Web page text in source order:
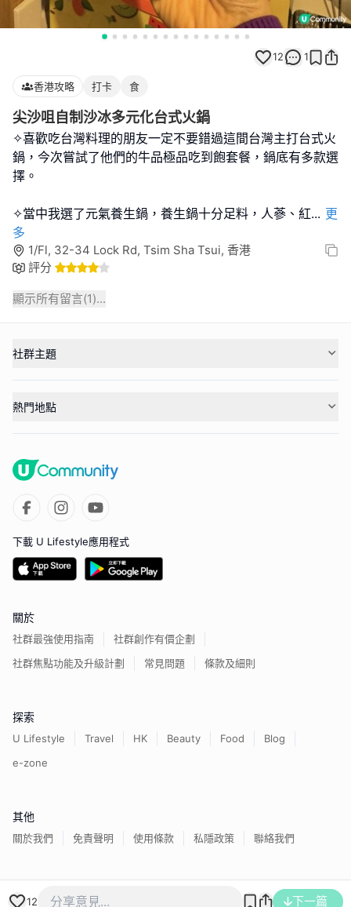
12 1
香港攻略 打卡 食
尖沙咀自制沙冰多元化台式火鍋
✧喜歡吃台灣料理的朋友一定不要錯過這間台灣主打台式火
鍋，今次嘗試了他們的牛品極品吃到飽套餐，鍋底有多款選
擇。
✧當中我選了元氣養生鍋，養生鍋十分足料，人蔘、紅... 更
多
1/Fl, 32-34 Lock Rd, Tsim Sha Tsui, 香港
評分
顯示所有留言(1)...
12 下一篇
社群主題
熱門地點
下載 U Lifestyle應用程式
關於
社群最強使用指南
社群創作有價企劃
社群焦點功能及升級計劃
常見問題 條款及細則
探索
U Lifestyle Travel HK Beauty Food
Blog
e-zone
其他
關於我們 免責聲明 使用條款 私隱政策 聯絡我們
香港經濟日報版權所有©